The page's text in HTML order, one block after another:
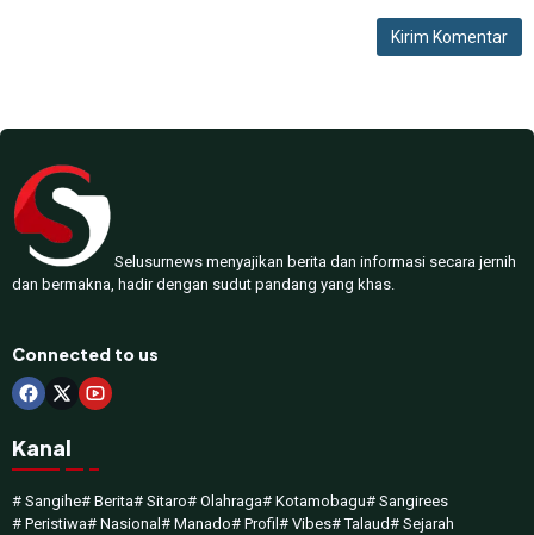
Selusurnews menyajikan berita dan informasi secara jernih
dan bermakna, hadir dengan sudut pandang yang khas.
Connected to us
Kanal
# Sangihe# Berita# Sitaro# Olahraga# Kotamobagu# Sangirees
# Peristiwa# Nasional # Manado# Profil # Vibes# Talaud# Sejarah